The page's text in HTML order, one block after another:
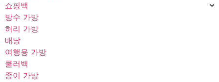
쇼핑백
방수 가방
허리 가방
배낭
여행용 가방
쿨러백
종이 가방